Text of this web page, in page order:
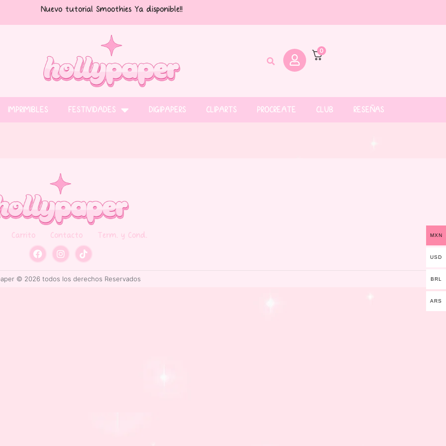
Nuevo tutorial Smoothies Ya disponible!!
0
IMPRIMIBLES FESTIVIDADES DIGIPAPERS CLIPARTS PROCREATE CLUB RESEÑAS
Carrito Contacto Term. y Cond.
© 2026 todos los derechos Reservados
MXN
USD
BRL
ARS